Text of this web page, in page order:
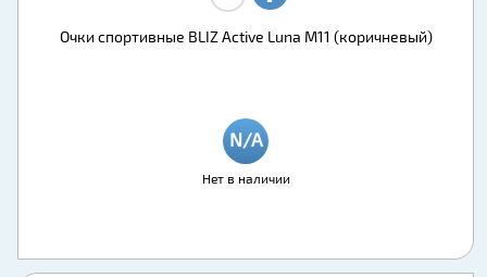
Очки спортивные BLIZ Active Luna M11 (коричневый)
Нет в наличии